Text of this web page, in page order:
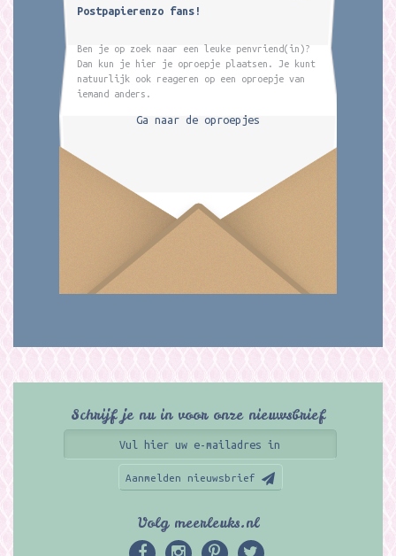
Postpapierenzo fans!
Ben je op zoek naar een leuke penvriend(in)?
Dan kun je hier je oproepje plaatsen. Je kunt
natuurlijk ook reageren op een oproepje van
iemand anders.
Ga naar de oproepjes
Schrijf je nu in voor onze nieuwsbrief
Aanmelden nieuwsbrief
Volg meerleuks.nl